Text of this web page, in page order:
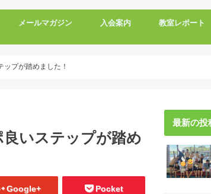
メールマガジン 入会案内 教室レポート
プが踏めました！
いステップが踏め
Google+ Pocket
最新の投